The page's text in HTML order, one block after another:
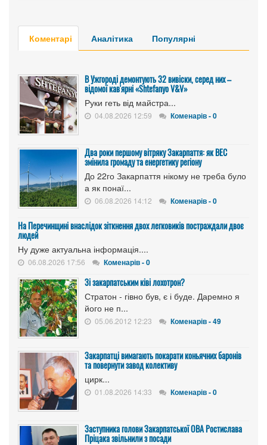
Коментарі Аналітика Популярні
В Ужгороді демонтують 32 вивіски, серед них –
відомої кав'ярні «Shtefanyo V&V»
Руки геть від майстра...
04.08.2026 12:59 Коменарів - 0
Два роки першому вітряку Закарпаття: як ВЕС
змінила громаду та енергетику регіону
До 22го Закарпаття нікому не треба було
а як понаї...
06.08.2026 14:12 Коменарів - 0
На Перечинщині внаслідок зіткнення двох легковиків постраждали двоє
людей
Ну дуже актуальна інформація....
06.08.2026 17:56 Коменарів - 0
Зі закарпатським ківі лохотрон?
Стратон - гівно був, є і буде. Даремно я
його не п...
05.06.2012 12:23 Коменарів - 49
Закарпатці вимагають покарати коньячних баронів
та повернути завод колективу
цирк...
01.08.2026 14:33 Коменарів - 0
Заступника голови Закарпатської ОВА Ростислава
Пріцака звільнили з посади